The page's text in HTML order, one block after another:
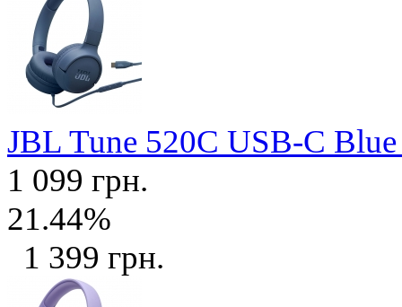
JBL Tune 520C USB-C
1 099 грн.
21.44%
1 399 грн.